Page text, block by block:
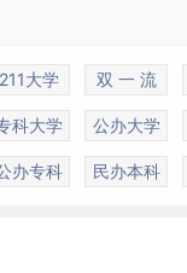
211大学 双 一 流
科大学 公办大学
办专科 民办本科